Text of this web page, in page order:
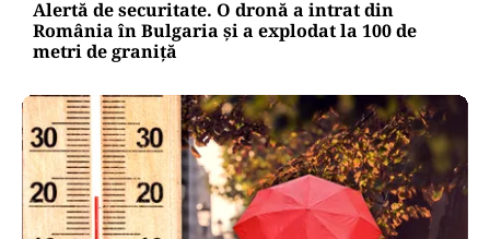
Alertă de securitate. O dronă a intrat din
România în Bulgaria şi a explodat la 100 de
metri de graniţă